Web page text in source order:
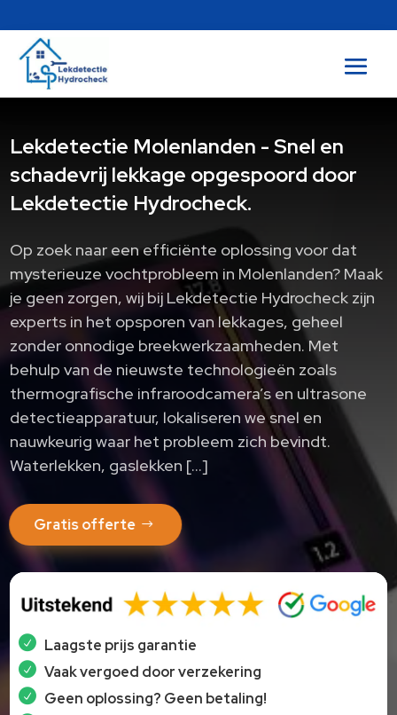
Lekdetectie Molenlanden - Snel en
schadevrij lekkage opgespoord door
Lekdetectie Hydrocheck.
Op zoek naar een efficiënte oplossing voor dat
mysterieuze vochtprobleem in Molenlanden? Maak
je geen zorgen, wij bij Lekdetectie Hydrocheck zijn
experts in het opsporen van lekkages, geheel
zonder onnodige breekwerkzaamheden. Met
behulp van de nieuwste technologieën zoals
thermografische infraroodcamera’s en ultrasone
detectieapparatuur, lokaliseren we snel en
nauwkeurig waar het probleem zich bevindt.
Waterlekken, gaslekken […]
Gratis offerte
Laagste prijs garantie
Vaak vergoed door verzekering
Geen oplossing? Geen betaling!